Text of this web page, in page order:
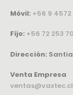
Móvil: +56 9
Fijo: +56 72 253
Dirección:
Venta Empresa
ventas@vaxtec.cl